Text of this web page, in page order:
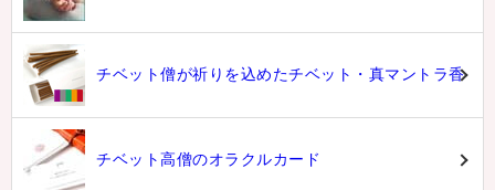
チベット僧が祈りを込めたチベット・真マントラ香
チベット高僧のオラクルカード